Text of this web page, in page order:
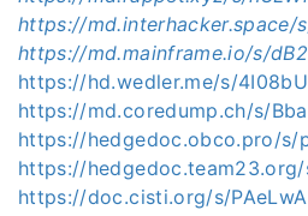
https://md.interhacker.space/
https://md.mainframe.io/s/
https://hd.wedler.me/s/
https://md.coredump.ch/s/
https://hedgedoc.obco.pro/s/
https://hedgedoc.team23.org/
https://doc.cisti.org/s/